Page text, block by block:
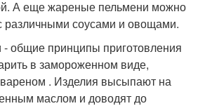
А еще жареные пельмени можно
различными соусами и овощами.
общие принципы приготовления
в замороженном виде,
. Изделия высыпают на
маслом и доводят до